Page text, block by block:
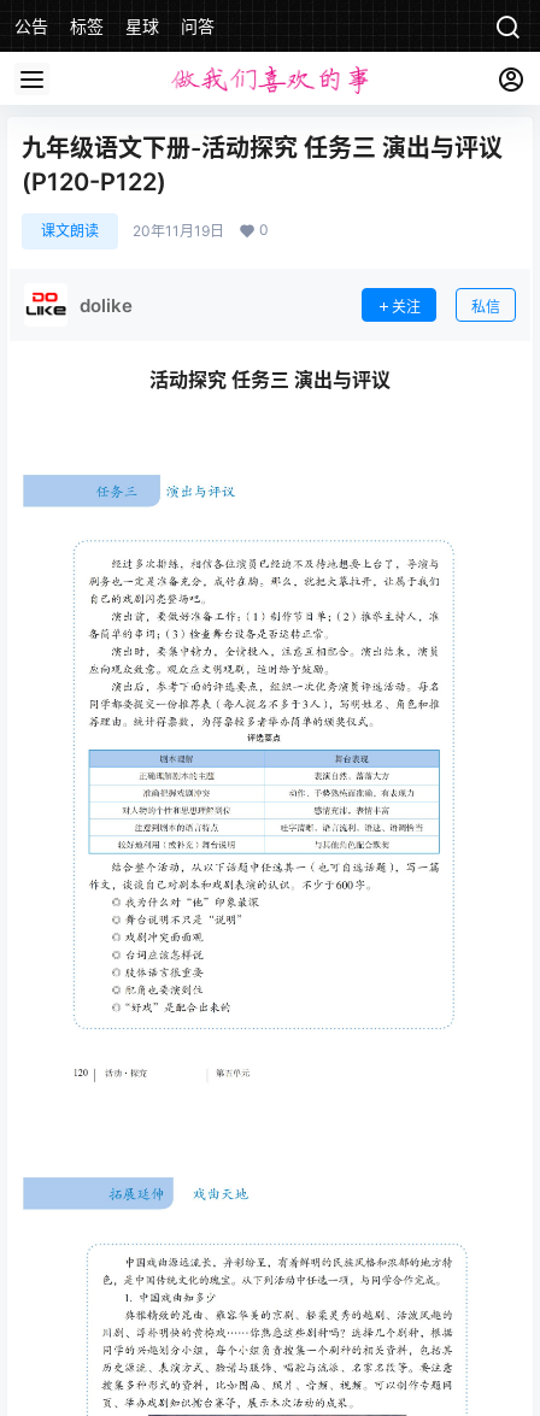
公告 标签 星球 问答
九年级语文下册-活动探究 任务三 演出与评议
(P120-P122)
课文朗读 20年11月19日 0
dolike 关注 私信
活动探究 任务三 演出与评议